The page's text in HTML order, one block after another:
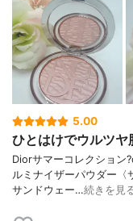
5.00
ひとはけでウルツヤ
Diorサマーコレクション
ルミナイザーパウダー〈
サンドウェー…続きを見